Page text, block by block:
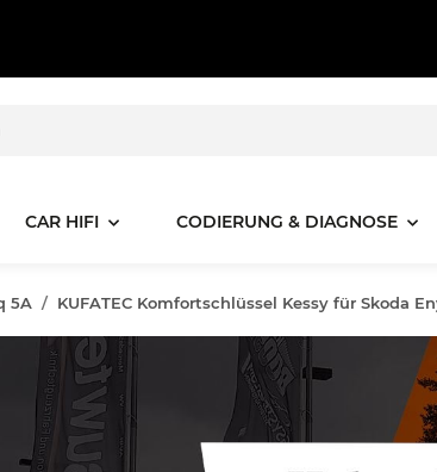
CAR HIFI CODIERUNG & DIAGNOSE
5A KUFATEC Komfortschlüssel Kessy für Skoda